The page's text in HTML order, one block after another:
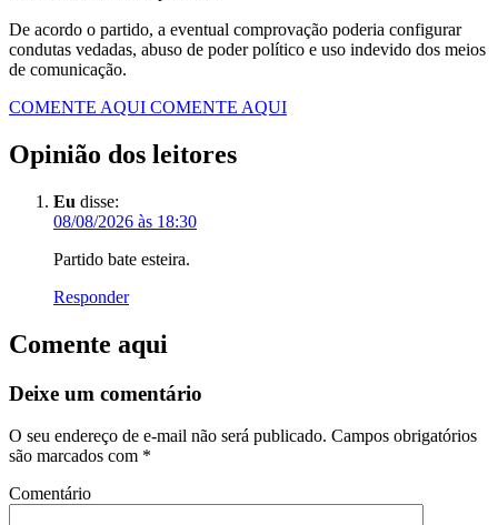
De acordo o partido, a eventual comprovação poderia configurar
condutas vedadas, abuso de poder político e uso indevido dos meios
de comunicação.
COMENTE AQUI COMENTE AQUI
Opinião dos leitores
Eu disse:
08/08/2026 às 18:30
Partido bate esteira.
Responder
Comente aqui
Deixe um comentário
O seu endereço de e-mail não será publicado. Campos obrigatórios
são marcados com *
Comentário